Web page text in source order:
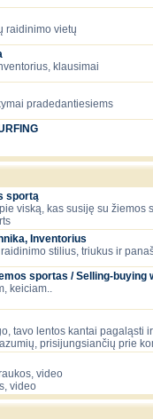
raidinimo vietų
klausimai
pradedantiesiems
sportą
viską, kas susiję su žiemos
Inventorius
stilius, triukus ir
sportas / Selling-buying
keiciam..
tavo lentos kantai pagaląsti
prisijungsiančių prie
video
video